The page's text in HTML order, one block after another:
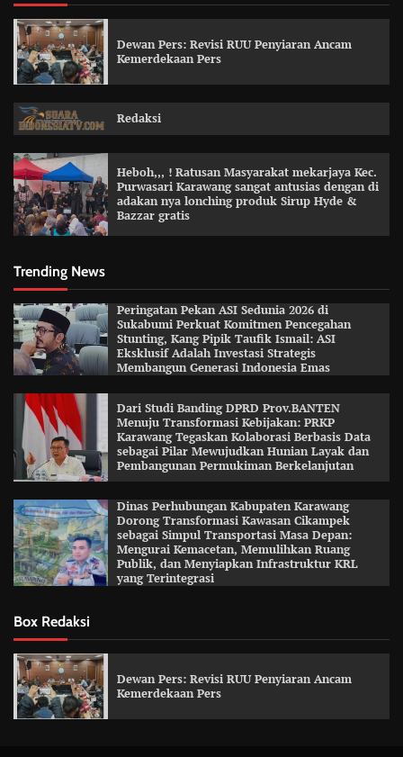
Dewan Pers: Revisi RUU Penyiaran Ancam
Kemerdekaan Pers
Redaksi
Heboh,,, ! Ratusan Masyarakat mekarjaya Kec.
Purwasari Karawang sangat antusias dengan di
adakan nya lonching produk Sirup Hyde &
Bazzar gratis
Trending News
Peringatan Pekan ASI Sedunia 2026 di
Sukabumi Perkuat Komitmen Pencegahan
Stunting, Kang Pipik Taufik Ismail: ASI
Eksklusif Adalah Investasi Strategis
Membangun Generasi Indonesia Emas
Dari Studi Banding DPRD Prov.BANTEN
Menuju Transformasi Kebijakan: PRKP
Karawang Tegaskan Kolaborasi Berbasis Data
sebagai Pilar Mewujudkan Hunian Layak dan
Pembangunan Permukiman Berkelanjutan
Dinas Perhubungan Kabupaten Karawang
Dorong Transformasi Kawasan Cikampek
sebagai Simpul Transportasi Masa Depan:
Mengurai Kemacetan, Memulihkan Ruang
Publik, dan Menyiapkan Infrastruktur KRL
yang Terintegrasi
Box Redaksi
Dewan Pers: Revisi RUU Penyiaran Ancam
Kemerdekaan Pers